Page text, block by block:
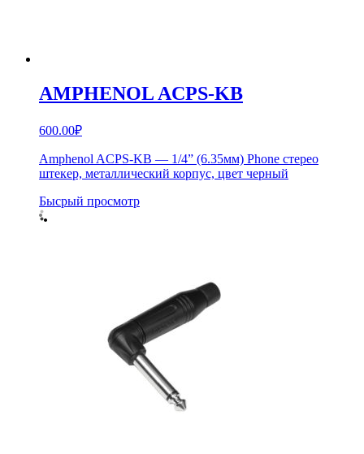
AMPHENOL ACPS-KB
600.00₽
Amphenol ACPS-KB — 1/4” (6.35мм) Phone стерео
штекер, металлический корпус, цвет черный
Бысрый просмотр